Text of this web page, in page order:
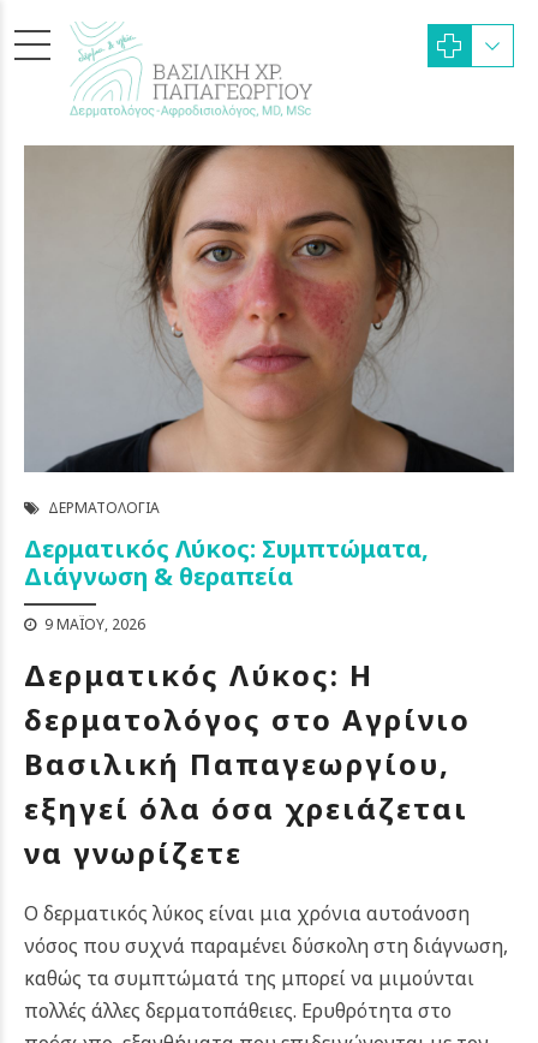
ΔΕΡΜΑΤΟΛΟΓΊΑ
Δερματικός Λύκος: Συμπτώματα,
Διάγνωση & θεραπεία
9 ΜΑΪ́ΟΥ, 2026
Δερματικός Λύκος: Η
δερματολόγος στο Αγρίνιο
Βασιλική Παπαγεωργίου,
εξηγεί όλα όσα χρειάζεται
να γνωρίζετε
Ο δερματικός λύκος είναι μια χρόνια αυτοάνοση
νόσος που συχνά παραμένει δύσκολη στη διάγνωση,
καθώς τα συμπτώματά της μπορεί να μιμούνται
πολλές άλλες δερματοπάθειες. Ερυθρότητα στο